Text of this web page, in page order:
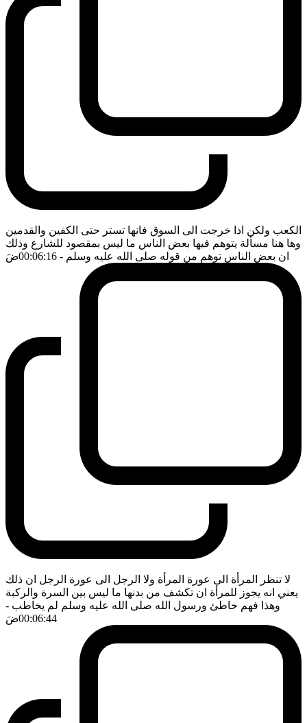
الكعب ولكن اذا خرجت الى السوق فانها تستر حتى الكفين والقدمين
وها هنا مسألة يتوهم فيها بعض الناس ما ليس بمقصود للشارع وذلك
ان بعض الناس توهم من قوله صلى الله عليه وسلم - 00:06:16 ضَ
لا تنظر المرأة الى عورة المرأة ولا الرجل الى عورة الرجل ان ذلك
يعني انه يجوز للمرأة ان تكشف من بدنها ما ليس بين السرة والركبة
وهذا فهم خاطئ ورسول الله صلى الله عليه وسلم لم يخاطب -
00:06:44ضَ